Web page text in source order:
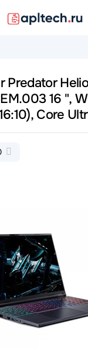
Predator
16 ",
Core